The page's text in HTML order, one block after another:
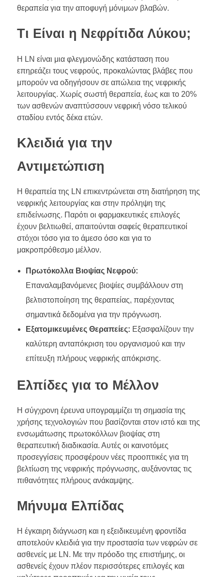
θεραπεία για την αποφυγή μόνιμων βλαβών.
Τι Είναι η Νεφρίτιδα Λύκου;
Η LN είναι μια φλεγμονώδης κατάσταση που
επηρεάζει τους νεφρούς, προκαλώντας βλάβες που
μπορούν να οδηγήσουν σε απώλεια της νεφρικής
λειτουργίας. Χωρίς σωστή θεραπεία, έως και το 20%
των ασθενών αναπτύσσουν νεφρική νόσο τελικού
σταδίου εντός δέκα ετών.
Κλειδιά για την
Αντιμετώπιση
Η θεραπεία της LN επικεντρώνεται στη διατήρηση της
νεφρικής λειτουργίας και στην πρόληψη της
επιδείνωσης. Παρότι οι φαρμακευτικές επιλογές
έχουν βελτιωθεί, απαιτούνται σαφείς θεραπευτικοί
στόχοι τόσο για το άμεσο όσο και για το
μακροπρόθεσμο μέλλον.
Πρωτόκολλα Βιοψίας Νεφρού:
Επαναλαμβανόμενες βιοψίες συμβάλλουν στη
βελτιστοποίηση της θεραπείας, παρέχοντας
σημαντικά δεδομένα για την πρόγνωση.
Εξατομικευμένες Θεραπείες: Εξασφαλίζουν την
καλύτερη ανταπόκριση του οργανισμού και την
επίτευξη πλήρους νεφρικής απόκρισης.
Ελπίδες για το Μέλλον
Η σύγχρονη έρευνα υπογραμμίζει τη σημασία της
χρήσης τεχνολογιών που βασίζονται στον ιστό και της
ενσωμάτωσης πρωτοκόλλων βιοψίας στη
θεραπευτική διαδικασία. Αυτές οι καινοτόμες
προσεγγίσεις προσφέρουν νέες προοπτικές για τη
βελτίωση της νεφρικής πρόγνωσης, αυξάνοντας τις
πιθανότητες πλήρους ανάκαμψης.
Μήνυμα Ελπίδας
Η έγκαιρη διάγνωση και η εξειδικευμένη φροντίδα
αποτελούν κλειδιά για την προστασία των νεφρών σε
ασθενείς με LN. Με την πρόοδο της επιστήμης, οι
ασθενείς έχουν πλέον περισσότερες επιλογές και